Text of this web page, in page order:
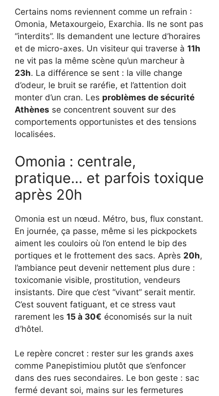
Certains noms reviennent comme un refrain :
Omonia, Metaxourgeio, Exarchia. Ils ne sont pas
“interdits”. Ils demandent une lecture d’horaires
et de micro-axes. Un visiteur qui traverse à 11h
ne vit pas la même scène qu’un marcheur à
23h. La différence se sent : la ville change
d’odeur, le bruit se raréfie, et l’attention doit
monter d’un cran. Les problèmes de sécurité
Athènes se concentrent souvent sur des
comportements opportunistes et des tensions
localisées.
Omonia : centrale,
pratique… et parfois toxique
après 20h
Omonia est un nœud. Métro, bus, flux constant.
En journée, ça passe, même si les pickpockets
aiment les couloirs où l’on entend le bip des
portiques et le frottement des sacs. Après 20h,
l’ambiance peut devenir nettement plus dure :
toxicomanie visible, prostitution, vendeurs
insistants. Dire que c’est “vivant” serait mentir.
C’est souvent fatiguant, et ce stress vaut
rarement les 15 à 30€ économisés sur la nuit
d’hôtel.
Le repère concret : rester sur les grands axes
comme Panepistimiou plutôt que s’enfoncer
dans des rues secondaires. Le bon geste : sac
fermé devant soi, mains sur les fermetures